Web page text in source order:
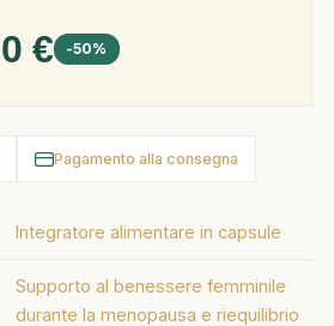
€ -50%
Pagamento alla consegna
Integratore alimentare in capsule
Supporto al benessere femminile
durante la menopausa e riequilibrio